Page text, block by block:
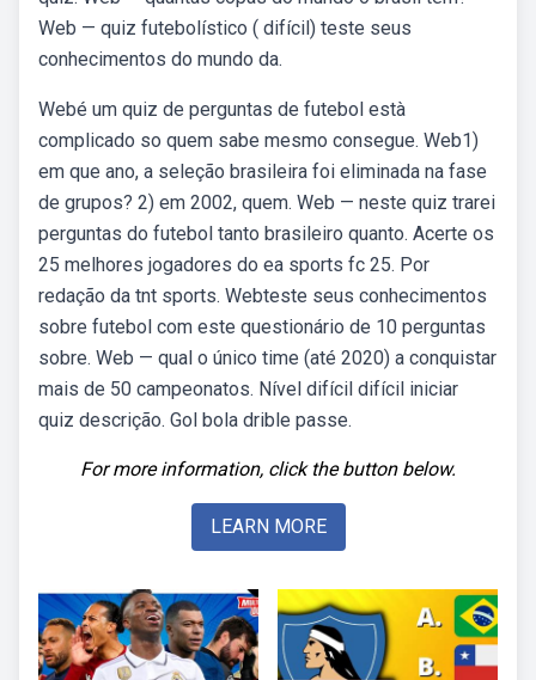
Web — quiz futebolístico ( difícil) teste seus
conhecimentos do mundo da.
Webé um quiz de perguntas de futebol està
complicado so quem sabe mesmo consegue. Web1)
em que ano, a seleção brasileira foi eliminada na fase
de grupos? 2) em 2002, quem. Web — neste quiz trarei
perguntas do futebol tanto brasileiro quanto. Acerte os
25 melhores jogadores do ea sports fc 25. Por
redação da tnt sports. Webteste seus conhecimentos
sobre futebol com este questionário de 10 perguntas
sobre. Web — qual o único time (até 2020) a conquistar
mais de 50 campeonatos. Nível difícil difícil iniciar
quiz descrição. Gol bola drible passe.
For more information, click the button below.
LEARN MORE